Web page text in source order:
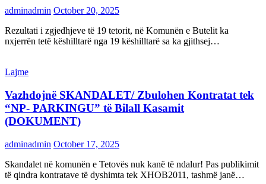
adminadmin October 20, 2025
Rezultati i zgjedhjeve të 19 tetorit, në Komunën e Butelit ka
nxjerrën tetë këshilltarë nga 19 këshilltarë sa ka gjithsej…
Lajme
Vazhdojnë SKANDALET/ Zbulohen Kontratat tek
“NP- PARKINGU” të Bilall Kasamit
(DOKUMENT)
adminadmin October 17, 2025
Skandalet në komunën e Tetovës nuk kanë të ndalur! Pas publikimit
të qindra kontratave të dyshimta tek XHOB2011, tashmë janë…